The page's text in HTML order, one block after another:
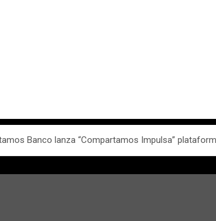
Banco lanza “Compartamos Impulsa”